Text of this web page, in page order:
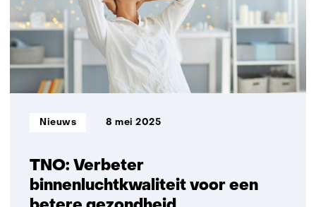
verwarmen
met
airco
TNO: Verbeter
binnenluchtkwaliteit voor een
Informatietype:
Nieuws 8 mei 2025